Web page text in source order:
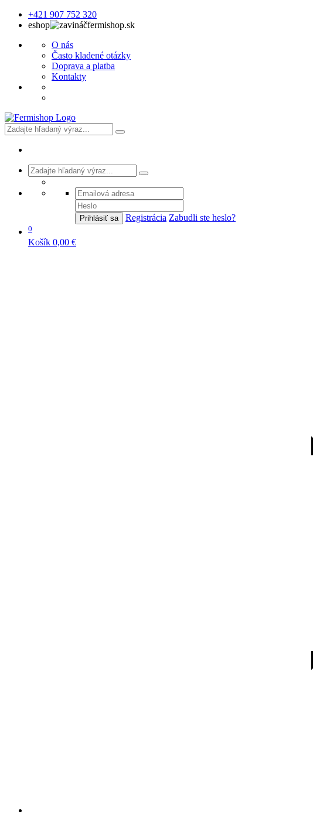
+421 907 752 320
eshop
fermishop.sk
O nás
Často kladené otázky
Doprava a platba
Kontakty
Prihlásiť sa Registrácia Zabudli ste heslo?
0
Košík 0,00 €